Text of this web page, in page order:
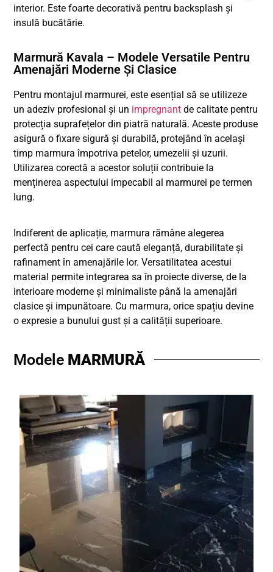
interior. Este foarte decorativă pentru backsplash și
insulă bucătărie.
Marmură Kavala – Modele Versatile Pentru
Amenajări Moderne Și Clasice
Pentru montajul marmurei, este esențial să se utilizeze
un adeziv profesional și un impregnant de calitate pentru
protecția suprafețelor din piatră naturală. Aceste produse
asigură o fixare sigură și durabilă, protejând în același
timp marmura împotriva petelor, umezelii și uzurii.
Utilizarea corectă a acestor soluții contribuie la
menținerea aspectului impecabil al marmurei pe termen
lung.
Indiferent de aplicație, marmura rămâne alegerea
perfectă pentru cei care caută eleganță, durabilitate și
rafinament în amenajările lor. Versatilitatea acestui
material permite integrarea sa în proiecte diverse, de la
interioare moderne și minimaliste până la amenajări
clasice și impunătoare. Cu marmura, orice spațiu devine
o expresie a bunului gust și a calității superioare.
Modele MARMURĂ